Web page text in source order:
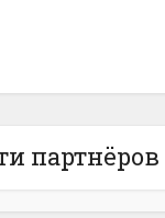
партнёров